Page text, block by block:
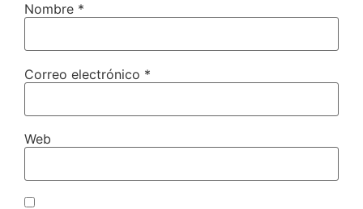
Nombre *
Correo electrónico *
Web